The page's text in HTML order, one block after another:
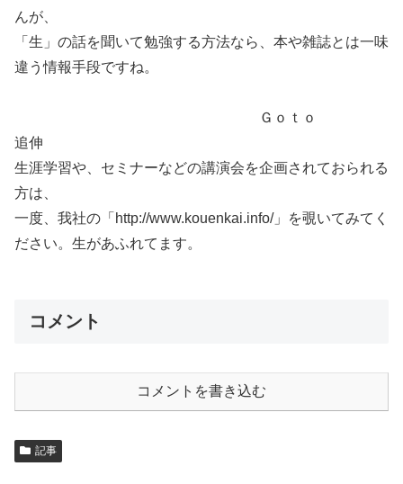
んが、
「生」の話を聞いて勉強する方法なら、本や雑誌とは一味
違う情報手段ですね。
Ｇｏｔｏ
追伸
生涯学習や、セミナーなどの講演会を企画されておられる
方は、
一度、我社の「http://www.kouenkai.info/」を覗いてみてく
ださい。生があふれてます。
コメント
コメントを書き込む
記事